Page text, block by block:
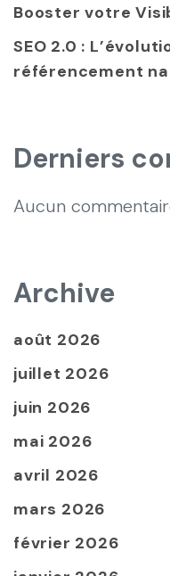
Booster votre
SEO 2.0 :
référencement
Derniers
Aucun
Archive
août 2026
juillet 2026
juin 2026
mai 2026
avril 2026
mars 2026
février 2026